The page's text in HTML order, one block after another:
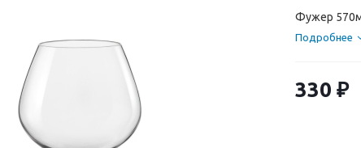
Фужер
Подробнее
330 ₽